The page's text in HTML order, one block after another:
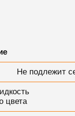
Не подлежит
цвета